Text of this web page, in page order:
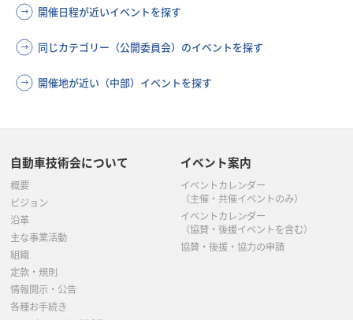
開催日程が近いイベントを探す
同じカテゴリー（公開委員会）のイベントを探す
開催地が近い（中部）イベントを探す
自動車技術会について
概要
ビジョン
沿革
主な事業活動
組織
定款・規則
情報開示・公告
各種お手続き
イベント案内
イベントカレンダー
（主催・共催イベントのみ）
イベントカレンダー
（協賛・後援イベントを含む）
協賛・後援・協力の申請